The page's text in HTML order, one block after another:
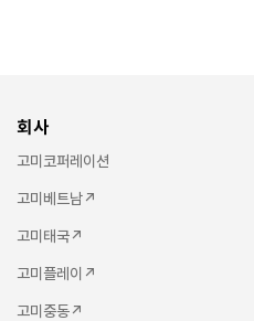
회사
고미코퍼레이션
고미베트남↗
고미태국↗
고미플레이↗
고미중동↗